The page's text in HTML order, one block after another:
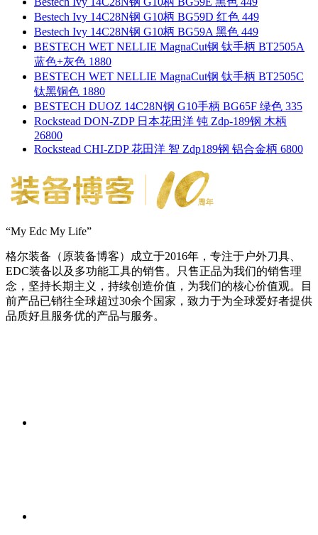
Bestech Ivy 14C28N钢 G10柄 BG59D 红色 449
Bestech Ivy 14C28N钢 G10柄 BG59A 黑色 449
BESTECH WET NELLIE MagnaCut钢 钛手柄 BT2505A
蓝色+灰色 1880
BESTECH WET NELLIE MagnaCut钢 钛手柄 BT2505C
钛黑铜色 1880
BESTECH DUOZ 14C28N钢 G10手柄 BG65F 绿色 335
Rockstead DON-ZDP 日本花田洋 钝 Zdp-189钢 木柄
26800
Rockstead CHI-ZDP 花田洋 智 Zdp189钢 铝合金柄 6800
“My Edc My Life”
格尔装备（原装备博客）成立于2016年，专注于户外刀具、
EDC装备以及多功能工具的销售。只售正品为我们的销售理
念，坚持长期主义，持续创造价值，为我们的核心价值观。目
前产品已销往全球超过30余个国家，致力于为全球爱好者提供
品质好且服务优的产品与服务。